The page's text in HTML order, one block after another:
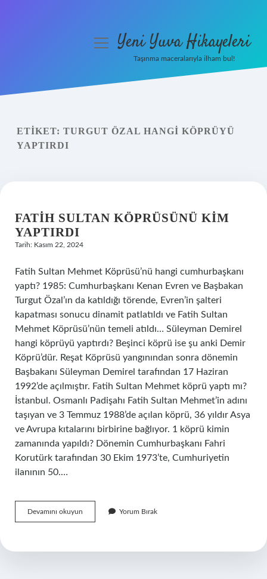
Yasal Uyarı
menüyüYeni Yuva Hikayeleri
Taşınma maceralarıyla ilham bul!
ETIKET: TURGUT ÖZAL HANGI KÖPRÜYÜ
YAPTIRDI
FATIH SULTAN KÖPRÜSÜNÜ KIM
YAPTIRDI
Tarih: Kasım 22, 2024
Fatih Sultan Mehmet Köprüsü’nü hangi cumhurbaşkanı
yaptı? 1985: Cumhurbaşkanı Kenan Evren ve Başbakan
Turgut Özal’ın da katıldığı törende, Evren’in şalteri
kapatması sonucu dinamit patlatıldı ve Fatih Sultan
Mehmet Köprüsü’nün temeli atıldı… Süleyman Demirel
hangi köprüyü yaptırdı? Beşinci köprü ise şu anki Demir
Köprü’dür. Reşat Köprüsü yangınından sonra dönemin
Başbakanı Süleyman Demirel tarafından 17 Haziran
1992’de açılmıştır. Fatih Sultan Mehmet köprü yaptı mı?
İstanbul. Osmanlı Padişahı Fatih Sultan Mehmet’in adını
taşıyan ve 3 Temmuz 1988’de açılan köprü, 36 yıldır Asya
ve Avrupa kıtalarını birbirine bağlıyor. 1 köprü kimin
zamanında yapıldı? Dönemin Cumhurbaşkanı Fahri
Korutürk tarafından 30 Ekim 1973’te, Cumhuriyetin
ilanının 50.…
Devamını okuyun
Sultan
Yaptırdı
Yorum Bırak